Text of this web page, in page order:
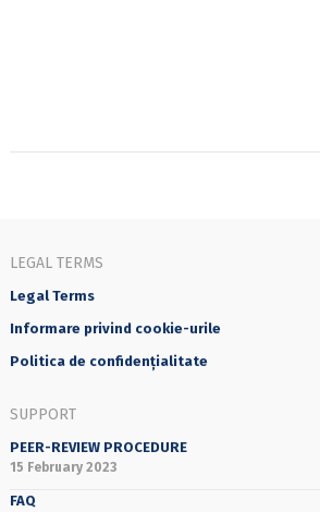
LEGAL TERMS
Legal Terms
Informare privind cookie-urile
Politica de confidențialitate
SUPPORT
PEER-REVIEW PROCEDURE
15 February 2023
FAQ